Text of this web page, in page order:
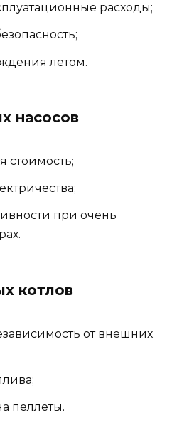
расходы;
летом.
насосов
стоимость;
при очень
котлов
от внешних
пеллеты.